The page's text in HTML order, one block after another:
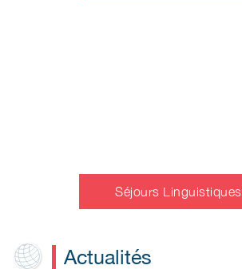
Séjours Linguistiques
Actualités